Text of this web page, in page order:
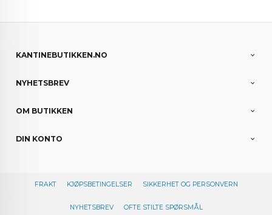
KANTINEBUTIKKEN.NO
NYHETSBREV
OM BUTIKKEN
DIN KONTO
FRAKT KJØPSBETINGELSER SIKKERHET OG PERSONVERN
NYHETSBREV OFTE STILTE SPØRSMÅL